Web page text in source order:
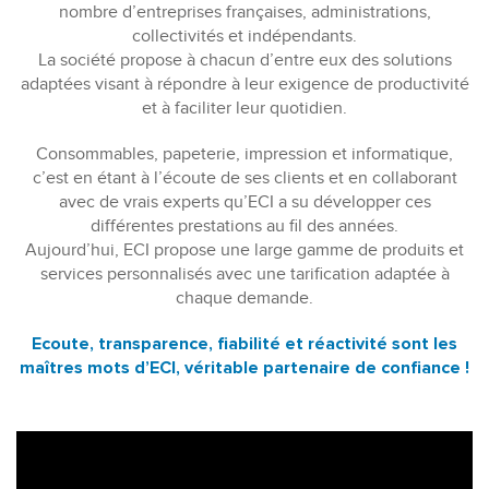
nombre d’entreprises françaises, administrations,
collectivités et indépendants.
La société propose à chacun d’entre eux des solutions
adaptées visant à répondre à leur exigence de productivité
et à faciliter leur quotidien.
Consommables, papeterie, impression et informatique,
c’est en étant à l’écoute de ses clients et en collaborant
avec de vrais experts qu’ECI a su développer ces
différentes prestations au fil des années.
Aujourd’hui, ECI propose une large gamme de produits et
services personnalisés avec une tarification adaptée à
chaque demande.
Ecoute, transparence, fiabilité et réactivité sont les
maîtres mots d’ECI, véritable partenaire de confiance !